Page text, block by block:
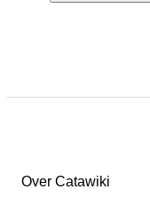
Over Catawiki